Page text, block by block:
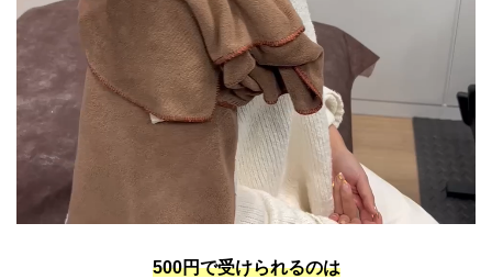
500円で受けられるのは